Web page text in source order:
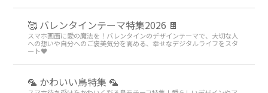
🥰 バレンタインテーマ特集2026 🍫
スマホ画面に愛の魔法を！バレンタインのデザインテーマで、大切な人
への想いや自分へのご褒美気分を高める、幸せなデジタルライフをスタ
ート♥️
🦜 かわいい鳥特集 🦜